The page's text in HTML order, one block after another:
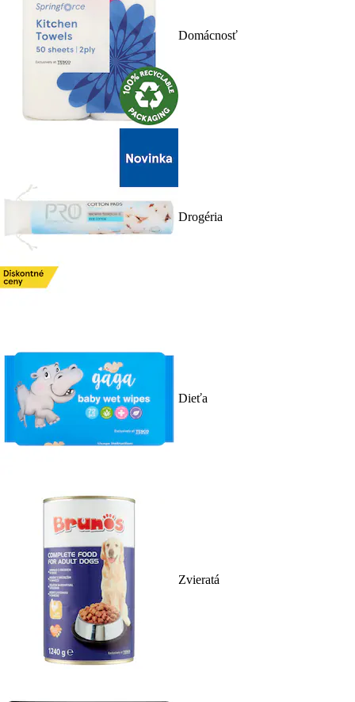
Domácnosť
Drogéria
Dieťa
Zvieratá